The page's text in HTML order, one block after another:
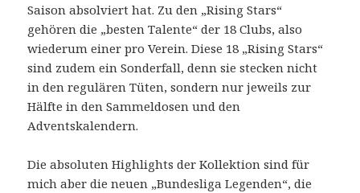
Saison absolviert hat. Zu den „Rising Stars“
gehören die „besten Talente“ der 18 Clubs, also
wiederum einer pro Verein. Diese 18 „Rising Stars“
sind zudem ein Sonderfall, denn sie stecken nicht
in den regulären Tüten, sondern nur jeweils zur
Hälfte in den Sammeldosen und den
Adventskalendern.
Die absoluten Highlights der Kollektion sind für
mich aber die neuen „Bundesliga Legenden“, die